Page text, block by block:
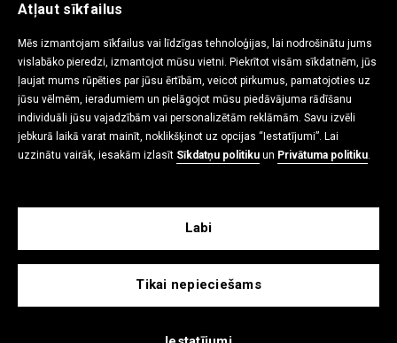
Atļaut sīkfailus
Mēs izmantojam sīkfailus vai līdzīgas tehnoloģijas, lai nodrošinātu jums
vislabāko pieredzi, izmantojot mūsu vietni. Piekrītot visām sīkdatnēm, jūs
ļaujat mums rūpēties par jūsu ērtībām, veicot pirkumus, pamatojoties uz
jūsu vēlmēm, ieradumiem un pielāgojot mūsu piedāvājuma rādīšanu
individuāli jūsu vajadzībām vai personalizētām reklāmām. Savu izvēli
jebkurā laikā varat mainīt, noklikšķinot uz opcijas “Iestatījumi”. Lai
uzzinātu vairāk, iesakām izlasīt Sīkdatņu politiku un Privātuma politiku.
Tikai nepieciešams
Labi
IEPIRKŠANĀS CEĻVEDIS
PRIVĀTUMA POLITIKA
SAZINIES AR MUMS